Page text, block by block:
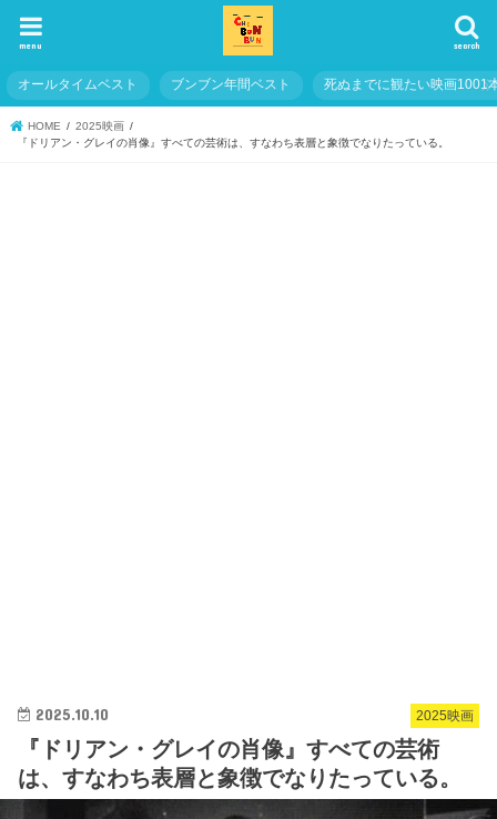
search
menu
オールタイムベスト ブンブン年間ベスト 死ぬまでに観たい映画1001
HOME
2025映画
『ドリアン・グレイの肖像』すべての芸術は、すなわち表層と象徴でなりたっている。
2025映画
2025.10.10
『ドリアン・グレイの肖像』すべての芸術
は、すなわち表層と象徴でなりたっている。